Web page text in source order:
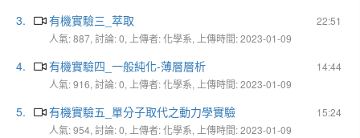
3. 22:51
有機實驗三_萃取
人氣: 887, 討論: 0, 上傳者: 化學系, 上傳時間: 2023-01-09
4. 14:44
有機實驗四_一般純化-薄層層析
人氣: 916, 討論: 0, 上傳者: 化學系, 上傳時間: 2023-01-09
5. 15:24
有機實驗五_單分子取代之動力學實驗
人氣: 954, 討論: 0, 上傳者: 化學系, 上傳時間: 2023-01-09